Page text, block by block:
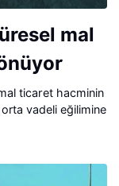
mal
ticaret hacminin
vadeli eğilimine